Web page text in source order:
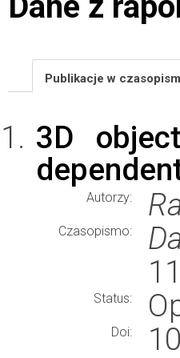
Publikacje w
3D
Autorzy:
Czasopismo:
Status:
Doi: